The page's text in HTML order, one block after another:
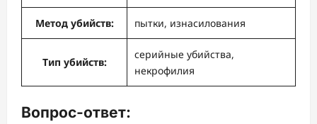
Метод убийств: пытки, изнасилования
Тип убийств:
серийные убийства,
некрофилия
Вопрос-ответ: